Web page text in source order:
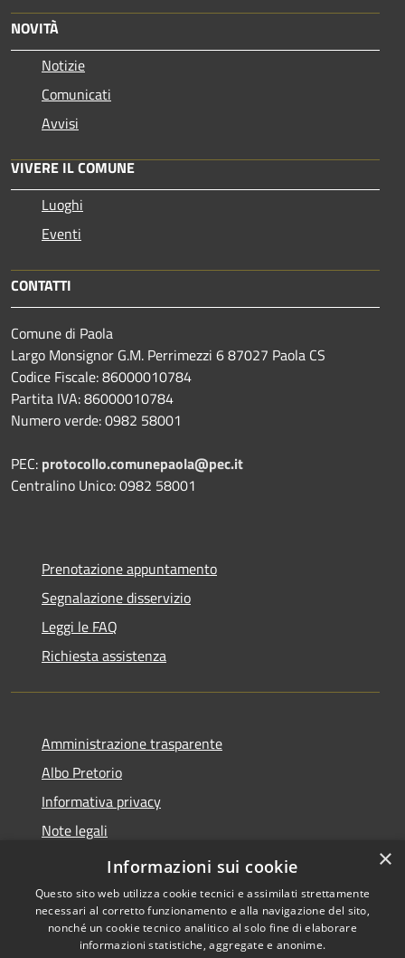
NOVITÀ
Notizie
Comunicati
Avvisi
VIVERE IL COMUNE
Luoghi
Eventi
CONTATTI
Comune di Paola
Largo Monsignor G.M. Perrimezzi 6 87027 Paola CS
Codice Fiscale: 86000010784
Partita IVA: 86000010784
Numero verde: 0982 58001
PEC: protocollo.comunepaola@pec.it
Centralino Unico: 0982 58001
Prenotazione appuntamento
Segnalazione disservizio
Leggi le FAQ
Richiesta assistenza
Amministrazione trasparente
Albo Pretorio
Informativa privacy
Note legali
Dichiarazione di accessibilità
Copyright © 2026 • Comune di
×
Informazioni sui cookie
Questo sito web utilizza cookie tecnici e assimilati strettamente
necessari al corretto funzionamento e alla navigazione del sito,
nonché un cookie tecnico analitico al solo fine di elaborare
informazioni statistiche, aggregate e anonime.